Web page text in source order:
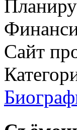
Сайт